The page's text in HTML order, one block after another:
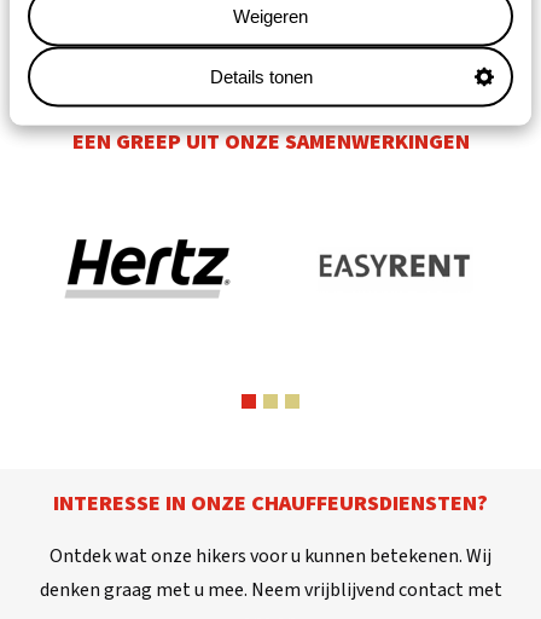
Weigeren
Details tonen
EEN GREEP UIT ONZE SAMENWERKINGEN
INTERESSE IN ONZE CHAUFFEURSDIENSTEN?
Ontdek wat onze hikers voor u kunnen betekenen. Wij
denken graag met u mee. Neem vrijblijvend contact met